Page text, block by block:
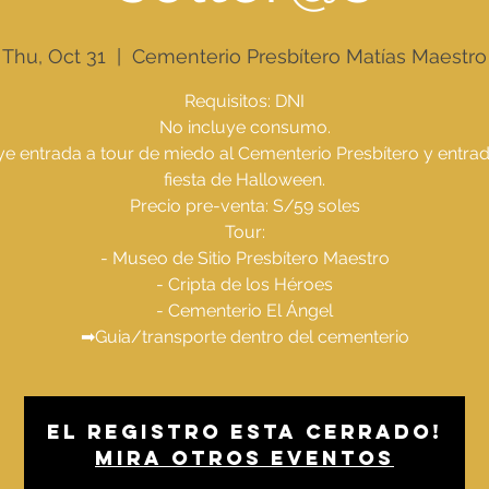
Thu, Oct 31 Cementerio Presbítero Matías Maestro
Requisitos: DNI
No incluye consumo.
entrada a tour de miedo al Cementerio Presbítero y
fiesta de Halloween.
Precio pre-venta: S/59 soles
Tour:
- Museo de Sitio Presbítero Maestro
- Cripta de los Héroes
- Cementerio El Ángel
El registro esta cerrado!
Mira otros eventos